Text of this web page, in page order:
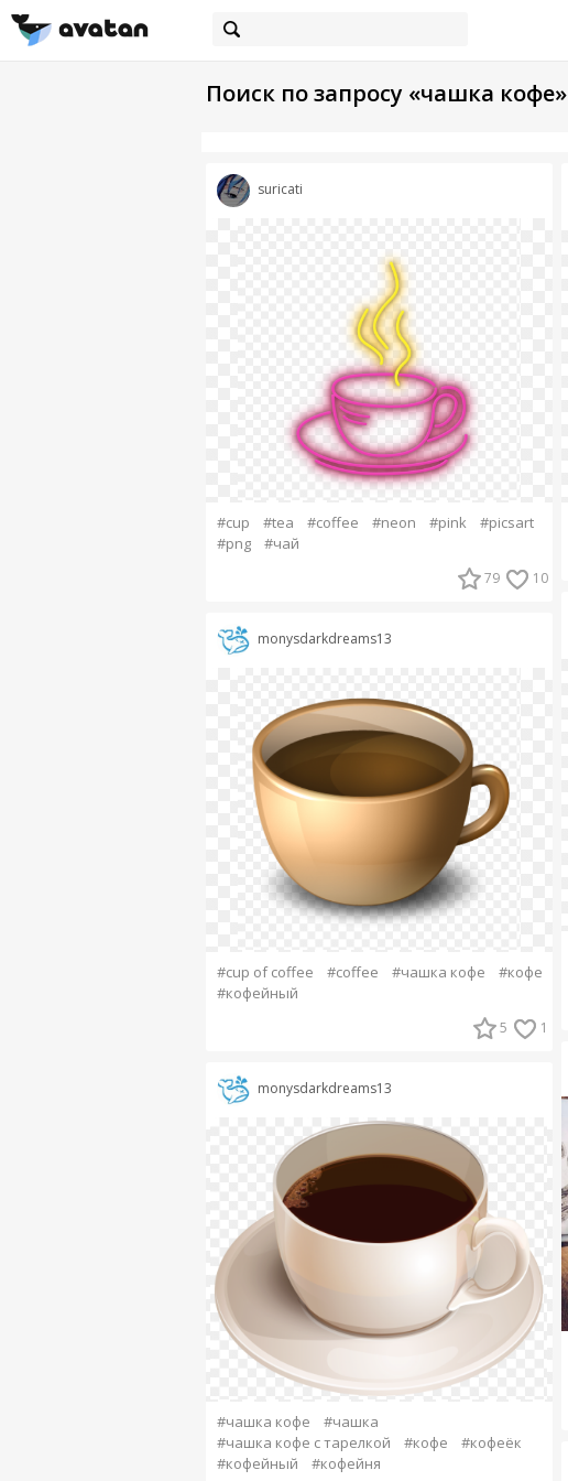
Поиск по запросу «чашка кофе»
suricati
#cup #tea #coffee #neon #pink
#picsart
#png
#чай
79 10
monysdarkdreams13
#cup of coffee #coffee #чашка кофе
#кофе
#кофейный
5 1
monysdarkdreams13
#чашка кофе
#чашка
#чашка кофе с тарелкой
#кофе
#кофеёк
#кофейный
#кофейня